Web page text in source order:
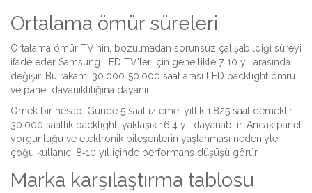
Ortalama ömür süreleri
Ortalama ömür TV'nin, bozulmadan sorunsuz çalışabildiği süreyi
ifade eder Samsung LED TV'ler için genellikle 7‑10 yıl arasında
değişir. Bu rakam, 30.000‑50.000 saat arası LED backlight ömrü
ve panel dayanıklılığına dayanır.
Örnek bir hesap: Günde 5 saat izleme, yıllık 1.825 saat demektir.
30.000 saatlik backlight, yaklaşık 16,4 yıl dayanabilir. Ancak panel
yorgunluğu ve elektronik bileşenlerin yaşlanması nedeniyle
çoğu kullanıcı 8‑10 yıl içinde performans düşüşü görür.
Marka karşılaştırma tablosu